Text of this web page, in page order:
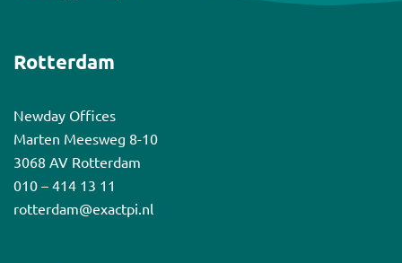
Rotterdam
Newday Offices
Marten Meesweg 8-10
3068 AV Rotterdam
010 – 414 13 11
rotterdam@exactpi.nl